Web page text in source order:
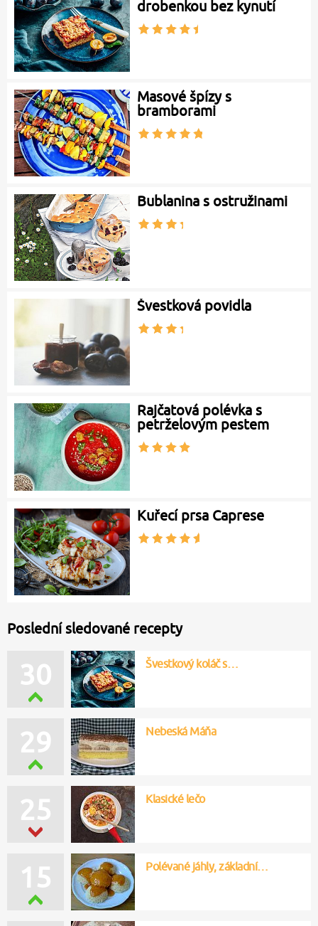
drobenkou bez kynutí
Masové špízy s
bramborami
Bublanina s ostružinami
Švestková povidla
Rajčatová polévka s
petrželovým pestem
Kuřecí prsa Caprese
Poslední sledované recepty
29 Nebeská Máňa
30 Švestkový koláč s…
25 Klasické lečo
15 Polévané jáhly, základní…